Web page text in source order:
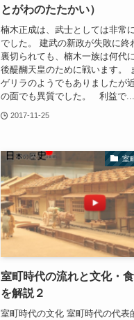
とがわのたたかい）
楠木正成は、武士としては非常
でした。 建武の新政が失敗に終
裏切られても、楠木一族は何代
後醍醐天皇のために戦います。
ゲリラのようでもありましたが
の面でも異質でした。 利益で...
2017-11-25
室
室町時代の流れと文化・
を解説２
室町時代の文化 室町時代の代表